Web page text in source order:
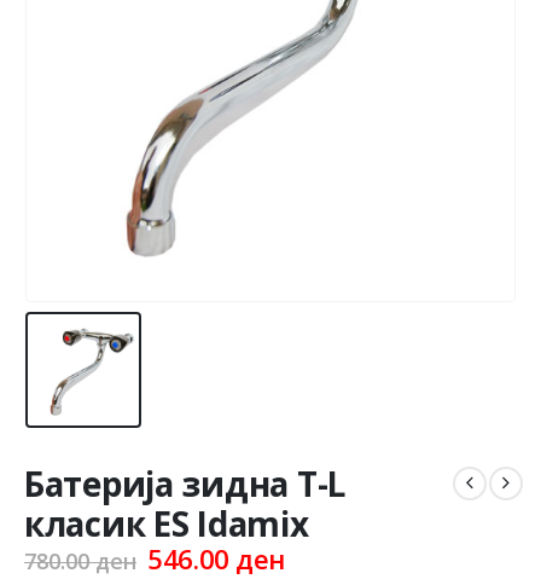
Батерија зидна T-L
класик ES Idamix
780.00ден Original
546.00 денCurrent